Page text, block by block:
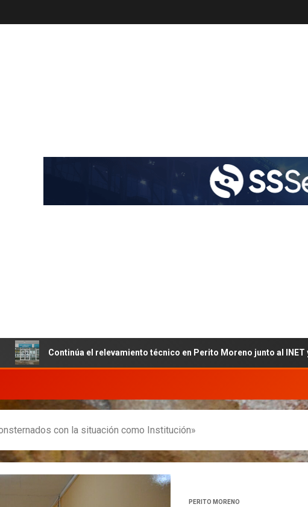
Continúa el relevamiento técnico en Perito Moreno junto al INET y la
con la situación como Institución»
PERITO MORENO